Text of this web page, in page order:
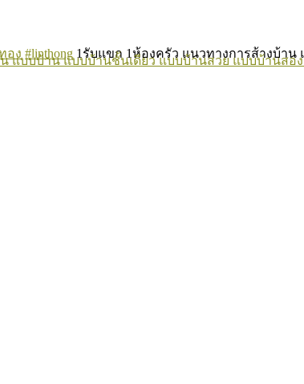
อง #linthong 1รับแขก 1ห้องครัว แนวทางการส้างบ้า
แบบบ้านแบบบ้านชั้นเดียวแบบบ้านสวยแบบบ้านสอ